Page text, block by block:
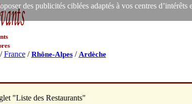
des publicités ciblées adaptés à vos centres d’intérêts
/France/Rhône-Alpes/ Ardèche
"Liste des Restaurants"